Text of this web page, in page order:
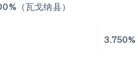
（瓦戈纳县）
3.750%